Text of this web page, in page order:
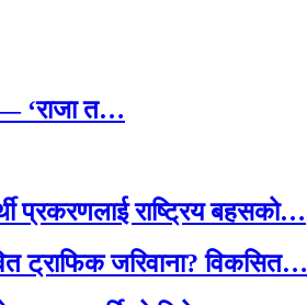
‘राजा त…
प्रकरणलाई राष्ट्रिय बहसको…
ट्राफिक जरिवाना? विकसित…